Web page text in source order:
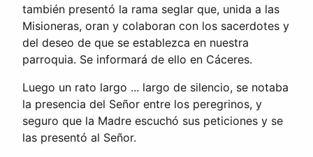
también presentó la rama seglar que, unida a las
Misioneras, oran y colaboran con los sacerdotes y
del deseo de que se establezca en nuestra
parroquia. Se informará de ello en Cáceres.
Luego un rato largo ... largo de silencio, se notaba
la presencia del Señor entre los peregrinos, y
seguro que la Madre escuchó sus peticiones y se
las presentó al Señor.